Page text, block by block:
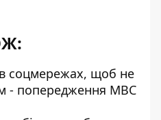
соцмережах, щоб не
- попередження МВС